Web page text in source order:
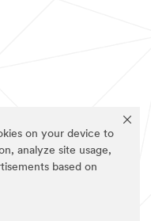
on your device to
analyze site usage,
based on